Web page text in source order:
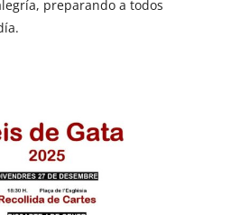
preparando a todos